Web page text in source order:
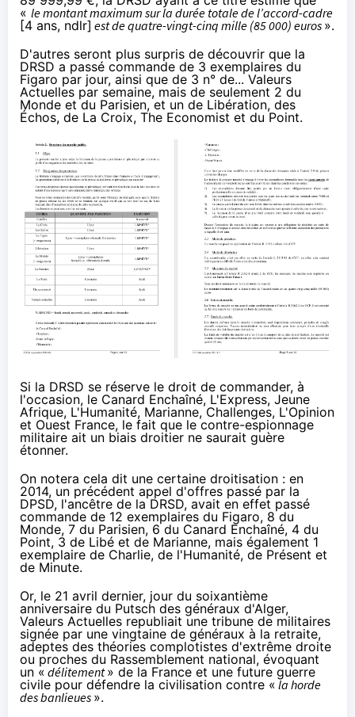
« le montant maximum sur la durée totale de l’accord-cadre
[4 ans, ndlr] est de quatre-vingt-cinq mille (85 000) euros ».
D'autres seront plus surpris de découvrir que la
DRSD a passé commande de 3 exemplaires du
Figaro par jour, ainsi que de 3 n° de... Valeurs
Actuelles par semaine, mais de seulement 2 du
Monde et du Parisien, et un de Libération, des
Échos, de La Croix, The Economist et du Point.
Si la DRSD se réserve le droit de commander, à
l'occasion, le Canard Enchaîné, L'Express, Jeune
Afrique, L'Humanité, Marianne, Challenges, L'Opinion
et Ouest France, le fait que le contre-espionnage
militaire ait un biais droitier ne saurait guère
étonner.
On notera cela dit une certaine droitisation : en
2014, un précédent appel d'offres passé par la
DPSD, l'ancêtre de la DRSD, avait en effet passé
commande de 12 exemplaires du Figaro, 8 du
Monde, 7 du Parisien, 6 du Canard Enchaîné, 4 du
Point, 3 de Libé et de Marianne, mais également 1
exemplaire de Charlie, de l'Humanité, de Présent et
de Minute.
Or, le 21 avril dernier, jour du soixantième
anniversaire du Putsch des généraux d'Alger,
Valeurs Actuelles republiait une tribune de militaires
signée par une vingtaine de généraux à la retraite,
adeptes des théories complotistes d'extrême droite
ou proches du Rassemblement national, évoquant
un « délitement» de la France et une future guerre
civile pour défendre la civilisation contre « la horde
des banlieues ».